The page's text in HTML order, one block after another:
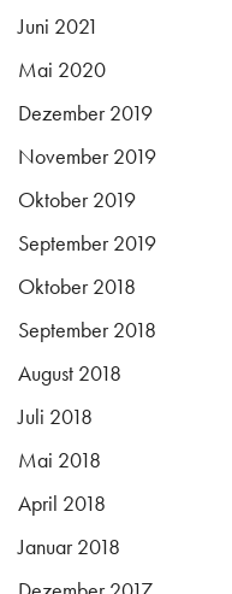
Juni 2021
Mai 2020
Dezember 2019
November 2019
Oktober 2019
September 2019
Oktober 2018
September 2018
August 2018
Juli 2018
Mai 2018
April 2018
Januar 2018